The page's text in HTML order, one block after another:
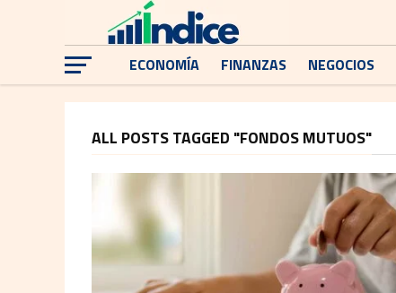
ECONOMÍA FINANZAS NEGOCIOS
ALL POSTS TAGGED "FONDOS MUTUOS"